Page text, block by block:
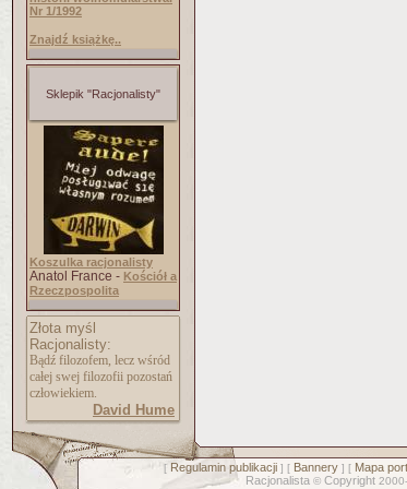
Nr 1/1992
Znajdź książkę..
Sklepik "Racjonalisty"
Koszulka racjonalisty
Anatol France - Kościół a
Rzeczpospolita
Złota myśl
Racjonalisty:
Bądź filozofem, lecz wśród
całej swej filozofii pozostań
człowiekiem.
David Hume
[ Regulamin publikacji] [ Bannery] [ Mapa
Racjonalista © Copyright